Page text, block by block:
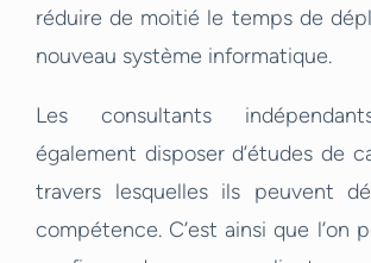
réduire de moitié le temps de
nouveau système informatique.
Les consultants
également disposer d’études de
travers lesquelles ils peuvent
compétence. C’est ainsi que l’on